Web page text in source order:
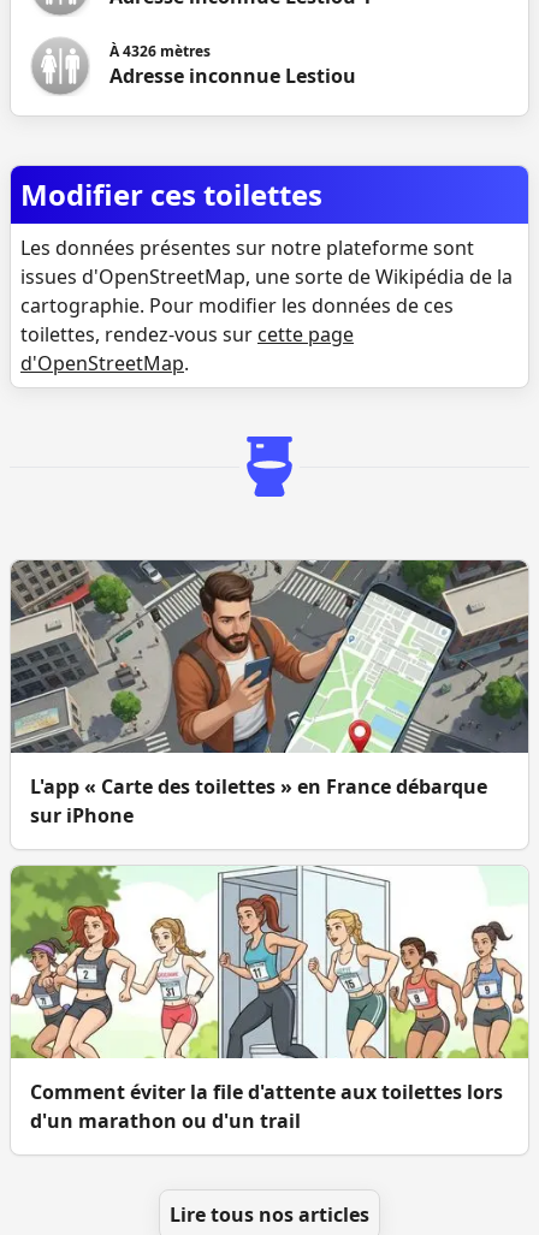
À4326 mètres
Adresse inconnue Lestiou
Modifier ces toilettes
Les données présentes sur notre plateforme sont
issues d'OpenStreetMap, une sorte de Wikipédia de la
cartographie. Pour modifier les données de ces
toilettes, rendez-vous sur cette page
d'OpenStreetMap.
L'app « Carte des toilettes » en France débarque
sur iPhone
Comment éviter la file d'attente aux toilettes lors
d'un marathon ou d'un trail
Lire tous nos articles